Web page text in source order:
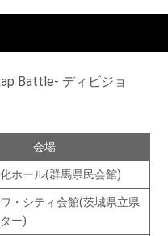
Battle- ディビジョ
会場
ホール(群馬県民会館)
・シティ会館(茨城県立県
ー)